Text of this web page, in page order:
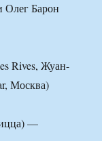
Барон
Rives, Жуан-
Москва)
—